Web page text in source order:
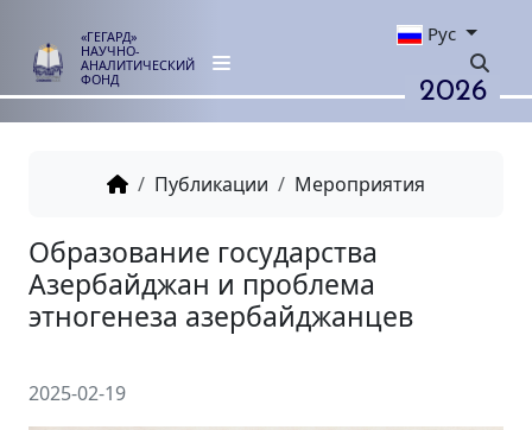
«ГЕГАРД»
НАУЧНО-
АНАЛИТИЧЕСКИЙ
ФОНД
Рус
2026
Публикации Мероприятия
Образование государства
этногенеза азербайджанцев
2025-02-19